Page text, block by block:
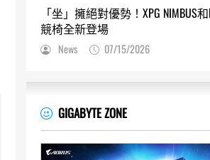
「坐」擁絕對優勢！XPG NIMBUS和
競椅全新登場
News 07/15/2026
GIGABYTE ZONE